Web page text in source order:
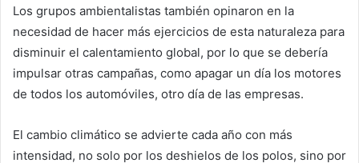
Los grupos ambientalistas también opinaron en la
necesidad de hacer más ejercicios de esta naturaleza para
disminuir el calentamiento global, por lo que se debería
impulsar otras campañas, como apagar un día los motores
de todos los automóviles, otro día de las empresas.
El cambio climático se advierte cada año con más
intensidad, no solo por los deshielos de los polos, sino por